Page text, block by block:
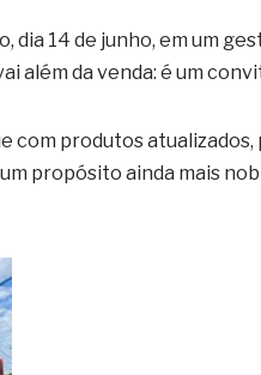
dia 14 de junho, em um
além da venda: é um
com produtos
propósito ainda mais